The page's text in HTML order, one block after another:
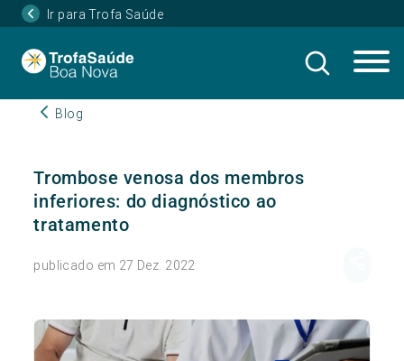
Ir para Trofa Saúde
Blog
Trombose venosa dos membros
inferiores: do diagnóstico ao
tratamento
publicado em 27 Dez. 2022